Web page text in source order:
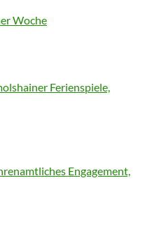
Woche
Ferienspiele,
Engagement,